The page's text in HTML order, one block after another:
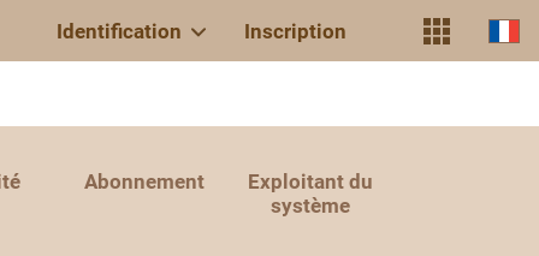
Identification Inscription
Abonnement
Exploitant du
système